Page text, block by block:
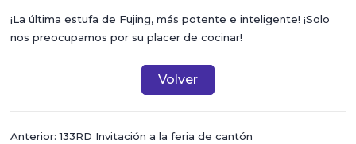
¡La última estufa de Fujing, más potente e inteligente! ¡Solo
nos preocupamos por su placer de cocinar!
Volver
Anterior: 133RD Invitación a la feria de cantón